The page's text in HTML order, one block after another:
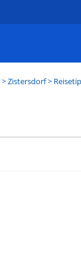
>Zistersdorf>